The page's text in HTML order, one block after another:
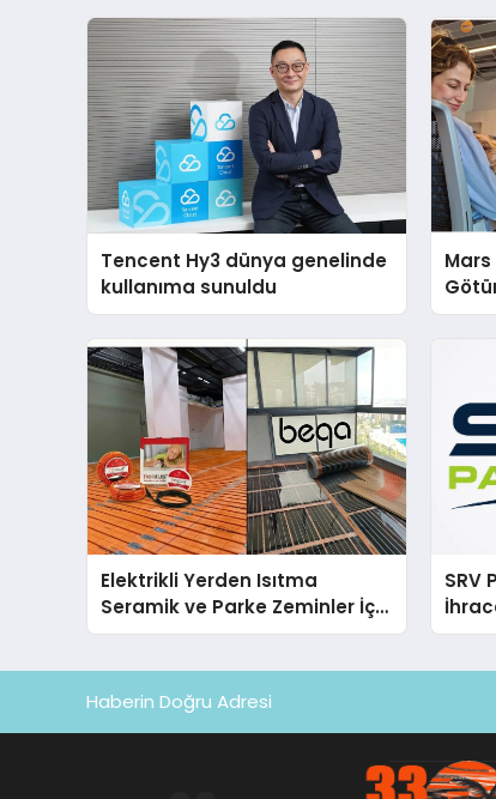
Tencent Hy3 dünya genelinde
kullanıma sunuldu
Mars
Elektrikli Yerden Isıtma
Seramik ve Parke Zeminler İçin
En Verimli Çözümler
SRV
Haberin Doğru Adresi